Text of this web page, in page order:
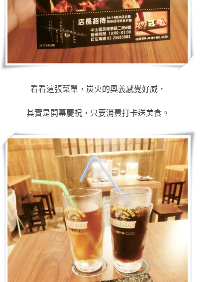
看看這張菜單，炭火的奧義感覺好威，
其實是開幕慶祝，只要消費打卡送美食。